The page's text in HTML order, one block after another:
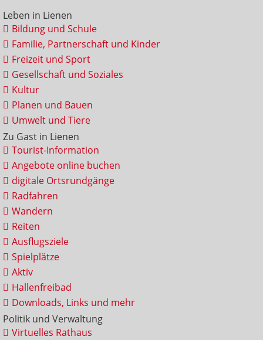
Leben in Lienen
Bildung und Schule
Familie, Partnerschaft und Kinder
Freizeit und Sport
Gesellschaft und Soziales
Kultur
Planen und Bauen
Umwelt und Tiere
Zu Gast in Lienen
Tourist-Information
Angebote online buchen
digitale Ortsrundgänge
Radfahren
Wandern
Reiten
Ausflugsziele
Spielplätze
Aktiv
Hallenfreibad
Downloads, Links und mehr
Politik und Verwaltung
Virtuelles Rathaus